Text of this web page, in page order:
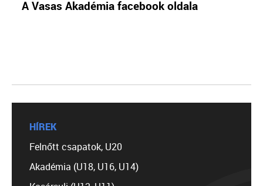
A Vasas Akadémia facebook oldala
HÍREK
Felnőtt csapatok, U20
Akadémia (U18, U16, U14)